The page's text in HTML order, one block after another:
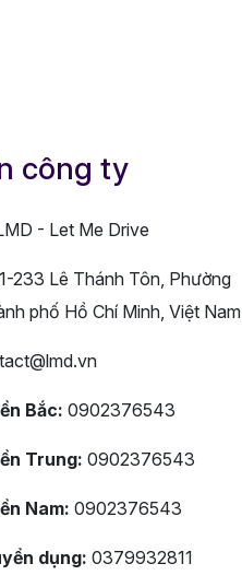
công ty
- Let Me Drive
233 Lê Thánh Tôn, Phường
phố Hồ Chí Minh, Việt Nam
Bắc: 0902376543
Trung: 0902376543
Nam: 0902376543
dụng: 0379932811